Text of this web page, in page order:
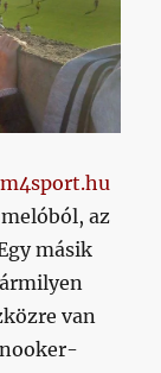
m4sport.hu
az
másik
van